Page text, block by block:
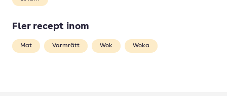
Fler recept inom
Mat Varmrätt Wok Woka